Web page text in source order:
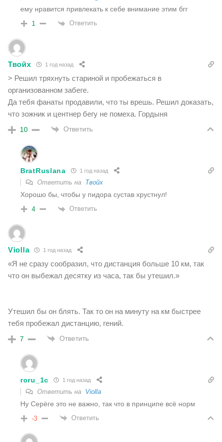
ему нравится привлекать к себе внимание этим бгг
1 Ответить
Твойх 1 год назад
> Решил тряхнуть стариной и пробежаться в
организованном забеге.
Да тебя фанаты продавили, что ты врешь. Решил доказать,
что зожник и центнер бегу не помеха. Гордыня
10 Ответить
BratRuslana 1 год назад
Ответить на Твойх
Хорошо бы, чтобы у пидора сустав хрустнул!
4 Ответить
Violla 1 год назад
«Я не сразу сообразил, что дистанция больше 10 км, так
что он выбежал десятку из часа, так бы утешил.»
Утешил бы он блять. Так то он на минуту на км быстрее
тебя пробежал дистанцию, гений.
7 Ответить
roru_1c 1 год назад
Ответить на Violla
Ну Серёге это не важно, так что в принципе всё норм
-3 Ответить